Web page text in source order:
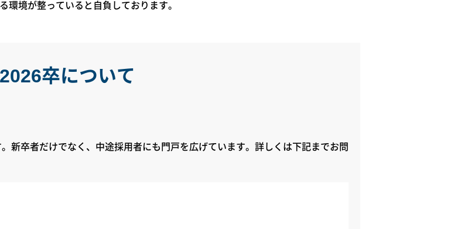
環境が整っていると自負しております。
2026卒について
新卒者だけでなく、中途採用者にも門戸を広げています。詳しくは下記までお問